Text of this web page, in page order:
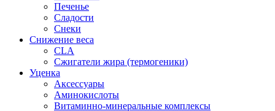
Печенье
Сладости
Снеки
Снижение веса
CLA
Сжигатели жира (термогеники)
Уценка
Аксессуары
Аминокислоты
Витаминно-минеральные комплексы